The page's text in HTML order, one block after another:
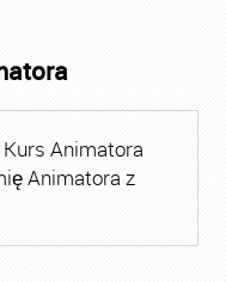
Animatora
Animatora z